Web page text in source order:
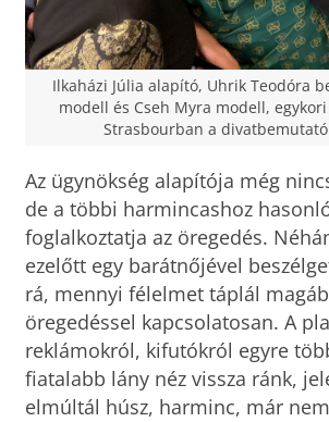
Ilkaházi Júlia alapító, Uhrik Teodóra
modell és Cseh Myra modell,
Strasbourban a
Az ügynökség alapítója még
de a többi harmincashoz
foglalkoztatja az öregedés.
ezelőtt egy barátnőjével
rá, mennyi félelmet táplál
öregedéssel kapcsolatosan. A
reklámokról, kifutókról egyre
fiatalabb lány néz vissza ránk,
elmúltál húsz, harminc, már